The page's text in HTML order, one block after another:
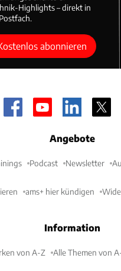
Highlights – direkt in
abonnieren
Angebote
Podcast Newsletter
ams+ hier kündigen
Information
von A-Z Alle Themen von